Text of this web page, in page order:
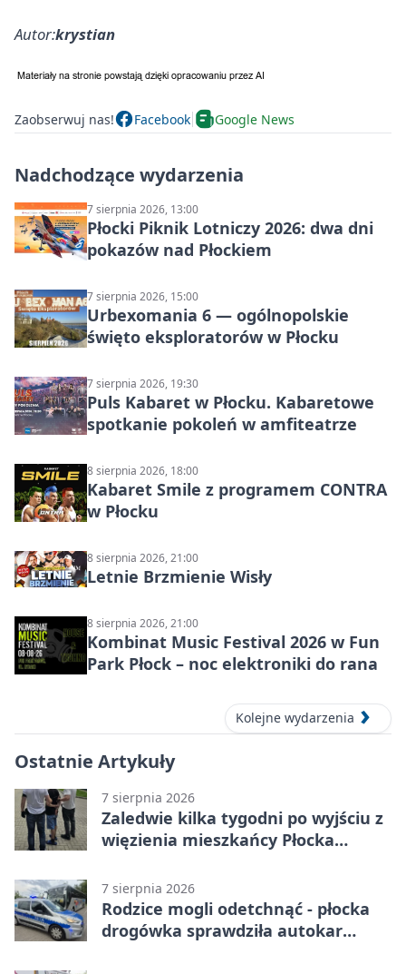
Autor:krystian
Zaobserwuj nas! Facebook Google News
Nadchodzące wydarzenia
7 sierpnia 2026, 13:00
Płocki Piknik Lotniczy 2026: dwa dni
pokazów nad Płockiem
7 sierpnia 2026, 15:00
Urbexomania 6 — ogólnopolskie
święto eksploratorów w Płocku
7 sierpnia 2026, 19:30
Puls Kabaret w Płocku. Kabaretowe
spotkanie pokoleń w amfiteatrze
8 sierpnia 2026, 18:00
Kabaret Smile z programem CONTRA
w Płocku
8 sierpnia 2026, 21:00
Letnie Brzmienie Wisły
8 sierpnia 2026, 21:00
Kombinat Music Festival 2026 w Fun
Park Płock – noc elektroniki do rana
Kolejne wydarzenia
Ostatnie Artykuły
7 sierpnia 2026
Zaledwie kilka tygodni po wyjściu z
więzienia mieszkańcy Płocka
7 sierpnia 2026
Rodzice mogli odetchnąć - płocka
drogówka sprawdziła autokar